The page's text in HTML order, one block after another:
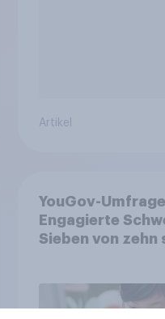
Artikel
YouGov-
Engagierte
Sieben von zehn